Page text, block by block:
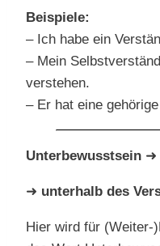
Beispiele:
– Ich habe ein
– Mein
verstehen.
– Er hat eine
Unterbewusstsein ➜
➜ unterhalb des
Hier wird für